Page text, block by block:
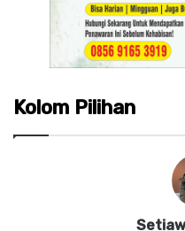
Kolom Pilihan